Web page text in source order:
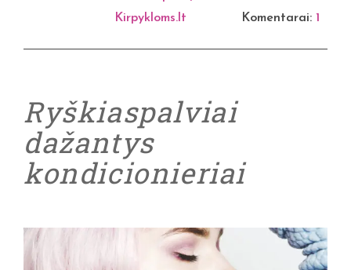
Kirpykloms.lt
Komentarai: 1
Ryškiaspalviai
dažantys
kondicionieriai